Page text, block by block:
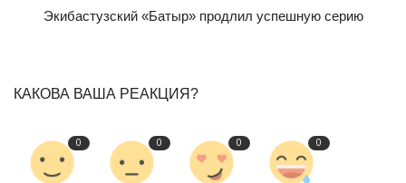
Экибастузский «Батыр» продлил успешную серию
КАКОВА ВАША РЕАКЦИЯ?
0 0 0 0